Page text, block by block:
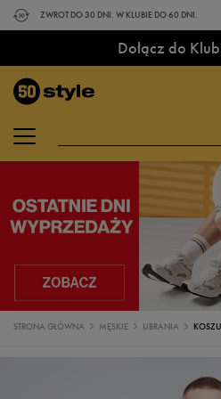
ZWROT DO 30 DNI. W KLUBIE DO 60 DNI.
Dołącz do
STRONA GŁÓWNA MĘSKIE UBRANIA